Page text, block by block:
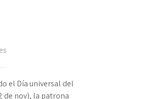
el Día universal del
de nov), la patrona